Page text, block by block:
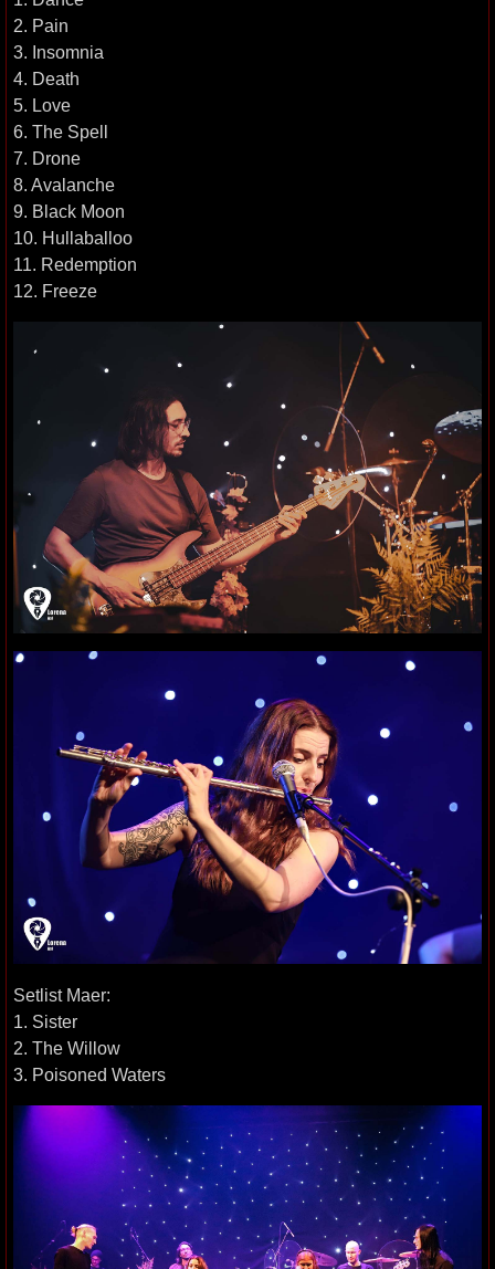
2. Pain
3. Insomnia
4. Death
5. Love
6. The Spell
7. Drone
8. Avalanche
9. Black Moon
10. Hullaballoo
11. Redemption
12. Freeze
Setlist Maer:
1. Sister
2. The Willow
3. Poisoned Waters